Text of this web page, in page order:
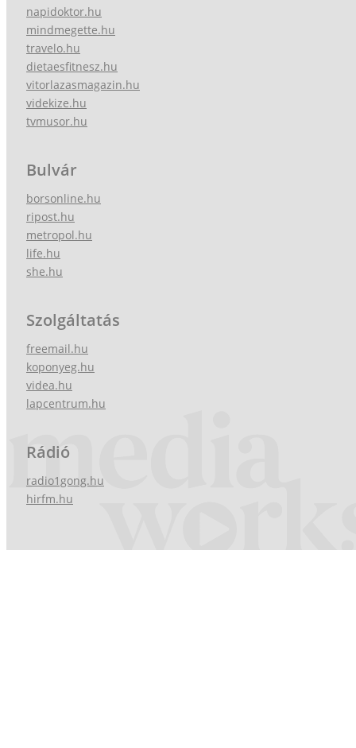
napidoktor.hu
mindmegette.hu
travelo.hu
dietaesfitnesz.hu
vitorlazasmagazin.hu
videkize.hu
tvmusor.hu
Bulvár
borsonline.hu
ripost.hu
metropol.hu
life.hu
she.hu
Szolgáltatás
freemail.hu
koponyeg.hu
videa.hu
lapcentrum.hu
Rádió
radio1gong.hu
hirfm.hu